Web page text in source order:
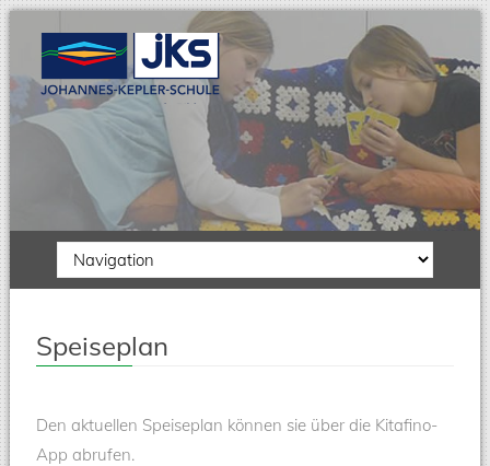
Zielseite
Speiseplan
Den aktuellen Speiseplan können sie über die Kitafino-
App abrufen.